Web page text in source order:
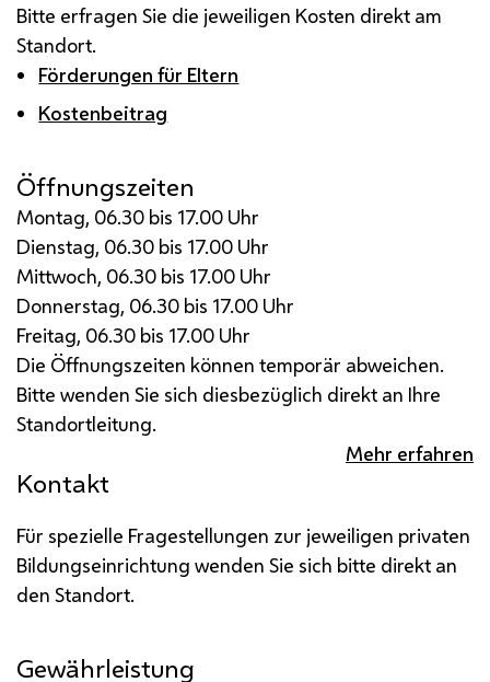
Bitte erfragen Sie die jeweiligen Kosten direkt am
Standort.
Förderungen für Eltern
Kostenbeitrag
Öffnungszeiten
Montag, 06.30 bis 17.00 Uhr
Dienstag, 06.30 bis 17.00 Uhr
Mittwoch, 06.30 bis 17.00 Uhr
Donnerstag, 06.30 bis 17.00 Uhr
Freitag, 06.30 bis 17.00 Uhr
Die Öffnungszeiten können temporär abweichen.
Bitte wenden Sie sich diesbezüglich direkt an Ihre
Standortleitung.
Mehr erfahren
Kontakt
Für spezielle Fragestellungen zur jeweiligen privaten
Bildungseinrichtung wenden Sie sich bitte direkt an
den Standort.
Gewährleistung